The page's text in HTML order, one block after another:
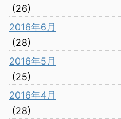
(26)
2016年6月
(28)
2016年5月
(25)
2016年4月
(28)